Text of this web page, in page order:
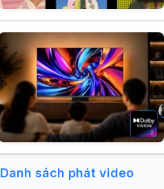
Danh sách phát video